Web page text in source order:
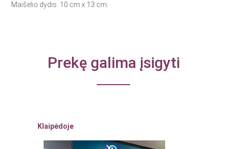
Maišelio dydis: 10 cm x 13 cm.
Prekę galima įsigyti
Klaipėdoje